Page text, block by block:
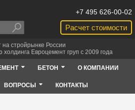
Расчет стоимости
+7 495 626-00-02
на стройрынке России
Евроцемент груп с 2009 года
БЕТОН О КОМПАНИИ
ВОПРОСЫ КОНТАКТЫ